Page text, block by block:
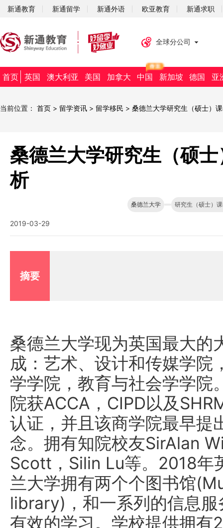
新通教育 新通留学 新通外语 欧亚教育 新通求职
全球分公司
首页 英国 澳大利亚 美国 加拿大 中国 新加坡 德国 亚
当前位置： 首页 > 留学资讯 > 留学移民 > 桑德兰大学研究生（硕士）
桑德兰大学研究生（硕
析
桑德兰大学 研究生（硕士）
2019-03-29
摘要
桑德兰大学现为英国最大的
成：艺术、设计和传媒学院
学学院，教育与社会学学院
院获ACCA，CIPD以及
认证，并且该商学院最早提
念。拥有知院校友SirAlan
Scott，Silin Lu等。2018年
兰大学拥有两个个图书馆
library)，和一系列的信息
有效的学习。学校提供拥